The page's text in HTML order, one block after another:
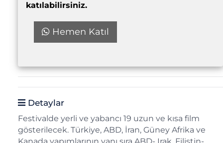
katılabilirsiniz.
Hemen Katıl
Detaylar
Festivalde yerli ve yabancı 19 uzun ve kısa film
gösterilecek. Türkiye, ABD, İran, Güney Afrika ve